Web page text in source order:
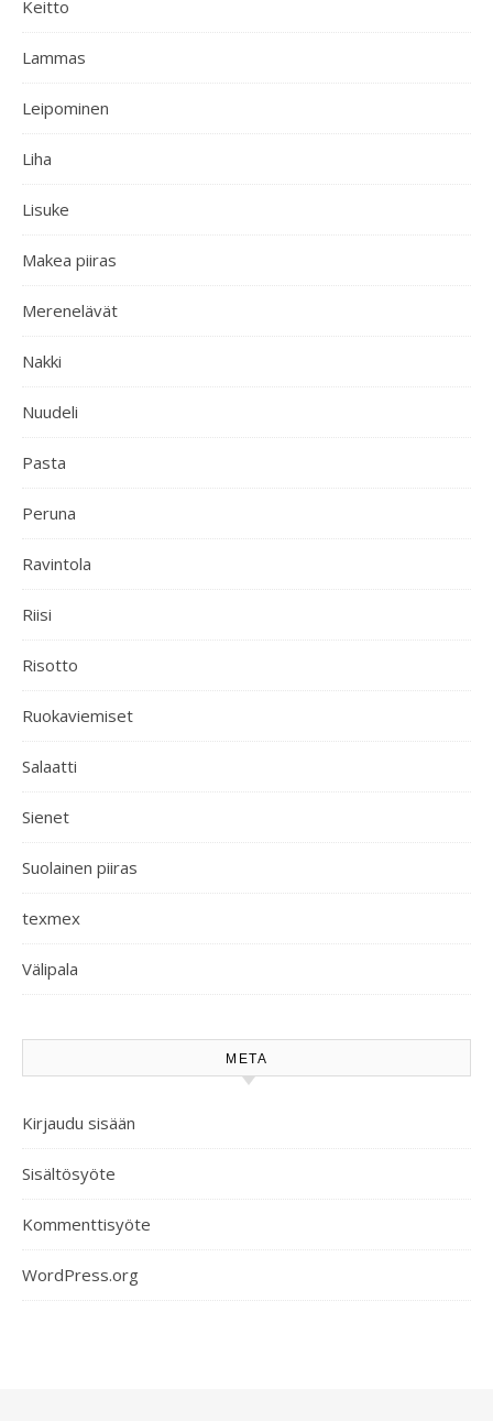
Keitto
Lammas
Leipominen
Liha
Lisuke
Makea piiras
Merenelävät
Nakki
Nuudeli
Pasta
Peruna
Ravintola
Riisi
Risotto
Ruokaviemiset
Salaatti
Sienet
Suolainen piiras
texmex
Välipala
META
Kirjaudu sisään
Sisältösyöte
Kommenttisyöte
WordPress.org